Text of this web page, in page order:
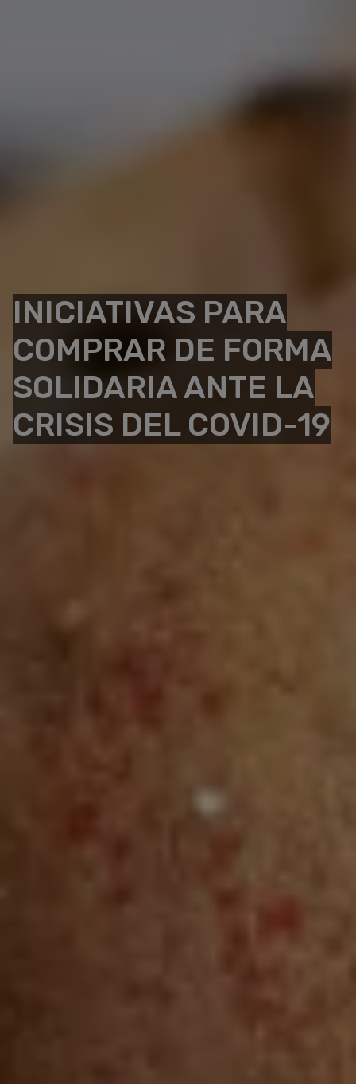
INICIATIVAS PARA
COMPRAR DE FORMA
SOLIDARIA ANTE LA
CRISIS DEL COVID-19